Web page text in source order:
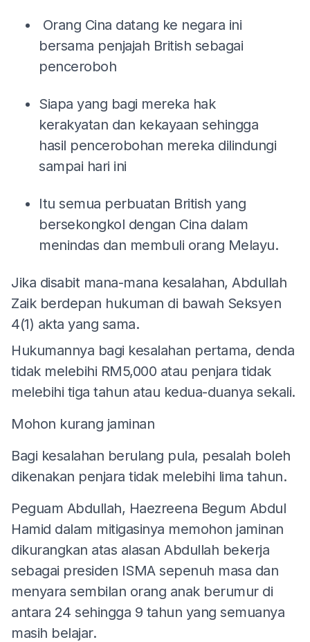
Orang Cina datang ke negara ini
bersama penjajah British sebagai
penceroboh
Siapa yang bagi mereka hak
kerakyatan dan kekayaan sehingga
hasil pencerobohan mereka dilindungi
sampai hari ini
Itu semua perbuatan British yang
bersekongkol dengan Cina dalam
menindas dan membuli orang Melayu.
Jika disabit mana-mana kesalahan, Abdullah
Zaik berdepan hukuman di bawah Seksyen
4(1) akta yang sama.
Hukumannya bagi kesalahan pertama, denda
tidak melebihi RM5,000 atau penjara tidak
melebihi tiga tahun atau kedua-duanya sekali.
Mohon kurang jaminan
Bagi kesalahan berulang pula, pesalah boleh
dikenakan penjara tidak melebihi lima tahun.
Peguam Abdullah, Haezreena Begum Abdul
Hamid dalam mitigasinya memohon jaminan
dikurangkan atas alasan Abdullah bekerja
sebagai presiden ISMA sepenuh masa dan
menyara sembilan orang anak berumur di
antara 24 sehingga 9 tahun yang semuanya
masih belajar.